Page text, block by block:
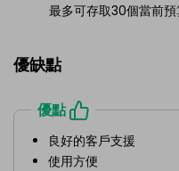
最多可存取30個當前預
優缺點
優點
良好的客戶支援
使用方便